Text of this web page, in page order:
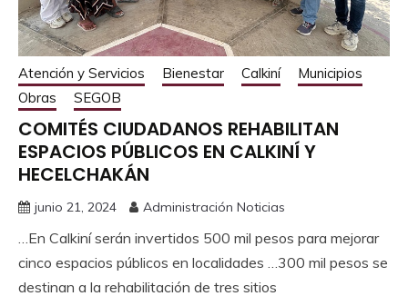
Atención y Servicios Bienestar Calkiní
Municipios
Obras
SEGOB
COMITÉS CIUDADANOS REHABILITAN
ESPACIOS PÚBLICOS EN CALKINÍ Y
HECELCHAKÁN
junio 21, 2024 Administración Noticias
…En Calkiní serán invertidos 500 mil pesos para mejorar
cinco espacios públicos en localidades …300 mil pesos se
destinan a la rehabilitación de tres sitios